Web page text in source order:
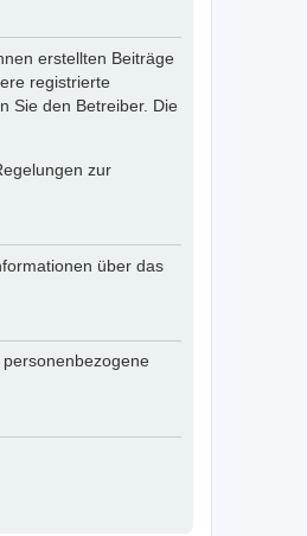
erstellten Beiträge
registrierte
Sie den Betreiber. Die
zur
über das